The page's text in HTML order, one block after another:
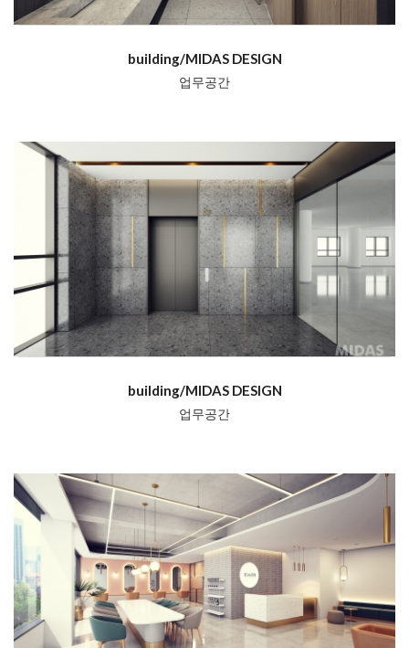
building/MIDAS DESIGN
업무공간
building/MIDAS DESIGN
업무공간